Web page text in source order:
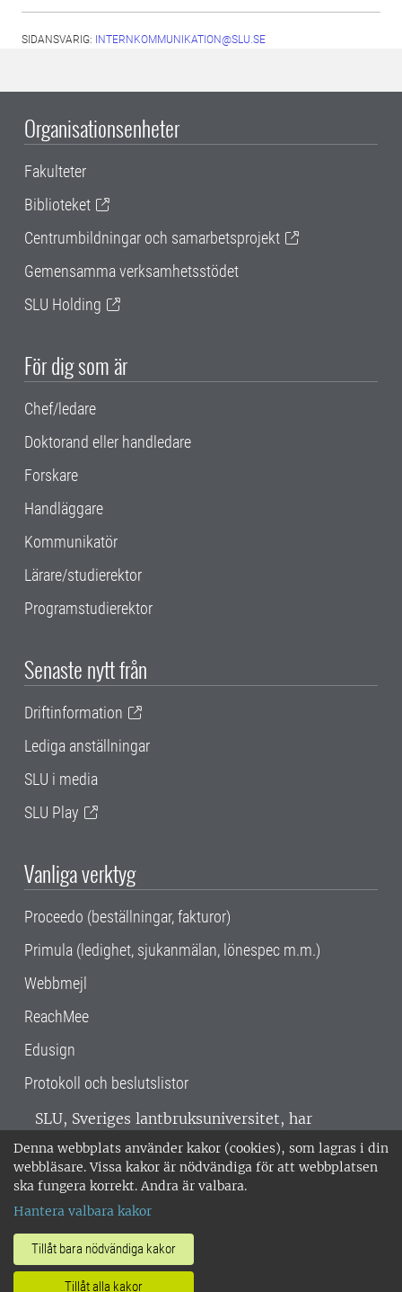
Denna webbplats använder kakor (cookies), som lagras i din
webbläsare. Vissa kakor är nödvändiga för att webbplatsen
ska fungera korrekt. Andra är valbara.
Hantera valbara kakor
Tillåt bara nödvändiga kakor
Tillåt alla kakor
SIDANSVARIG: INTERNKOMMUNIKATION@SLU.SE
Organisationsenheter
Fakulteter
Biblioteket
Centrumbildningar och samarbetsprojekt
Gemensamma verksamhetsstödet
SLU Holding
För dig som är
Chef/ledare
Doktorand eller handledare
Forskare
Handläggare
Kommunikatör
Lärare/studierektor
Programstudierektor
Senaste nytt från
Driftinformation
Lediga anställningar
SLU i media
SLU Play
Vanliga verktyg
Proceedo (beställningar, fakturor)
Primula (ledighet, sjukanmälan, lönespec m.m.)
Webbmejl
ReachMee
Edusign
Protokoll och beslutslistor
SLU, Sveriges lantbruksuniversitet, har
verksamhet över hela Sverige. Huvudorter är
Alnarp, Uppsala och Umeå.SLU är
miljöcertifierat enligt ISO 14001. •
018-67 10 00 • Org nr: 202100-2817 •
Om SLU:s webbplatser
•Hantera kakor•Behandling av